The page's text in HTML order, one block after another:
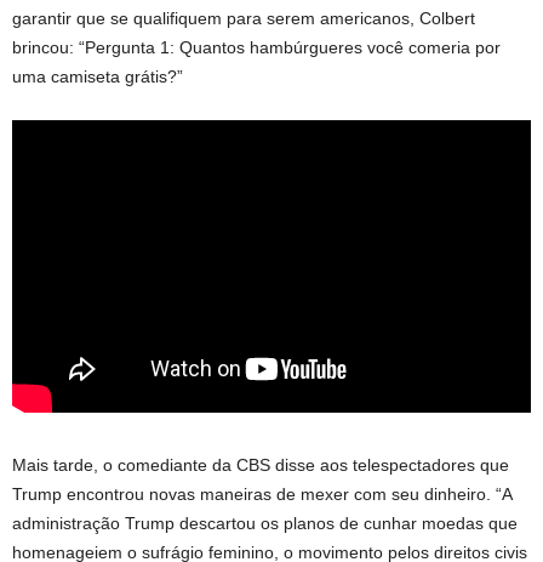
garantir que se qualifiquem para serem americanos, Colbert
brincou: “Pergunta 1: Quantos hambúrgueres você comeria por
uma camiseta grátis?”
Mais tarde, o comediante da CBS disse aos telespectadores que
Trump encontrou novas maneiras de mexer com seu dinheiro. “A
administração Trump descartou os planos de cunhar moedas que
homenageiem o sufrágio feminino, o movimento pelos direitos civis